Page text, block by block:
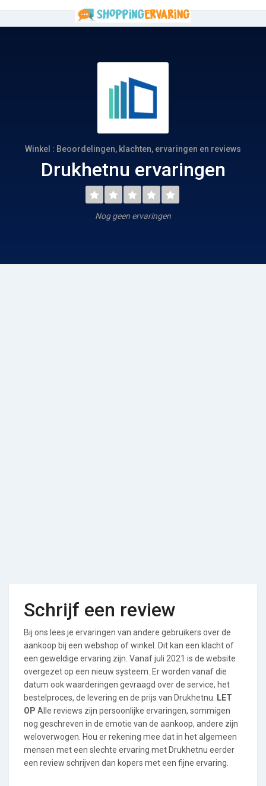
Winkel : Beoordelingen, klachten, ervaringen en reviews
Drukhetnu ervaringen
Nog geen ervaringen
Schrijf een review
Bij ons lees je ervaringen van andere gebruikers over de
aankoop bij een webshop of winkel. Dit kan een klacht of
een geweldige ervaring zijn. Vanaf juli 2021 is de website
overgezet op een nieuw systeem. Er worden vanaf die
datum ook waarderingen gevraagd over de service, het
bestelproces, de levering en de prijs van Drukhetnu.
LET
OP Alle reviews zijn persoonlijke ervaringen, sommigen
nog geschreven in de emotie van de aankoop, andere zijn
weloverwogen. Hou er rekening mee dat in het algemeen
mensen met een slechte ervaring met Drukhetnu eerder
een review schrijven dan kopers met een fijne ervaring.